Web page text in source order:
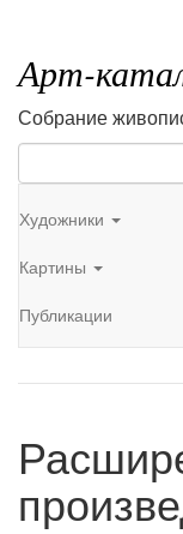
Арт-
Собрание
Художники
Картины
Публикации